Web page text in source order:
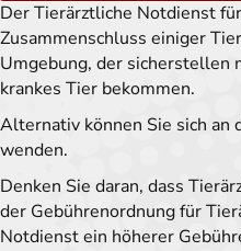
Der Tierärztliche Notdienst
Zusammenschluss einiger
Umgebung, der sicherstellen
krankes Tier bekommen.
Alternativ können Sie sich an
wenden.
Denken Sie daran, dass
der Gebührenordnung für
Notdienst ein höherer